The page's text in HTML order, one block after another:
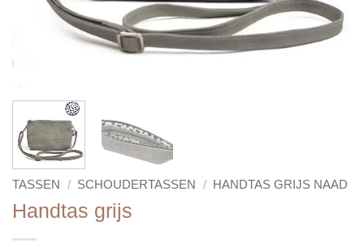
TASSEN / SCHOUDERTASSEN / HANDTAS GRIJS NAAD
Handtas grijs